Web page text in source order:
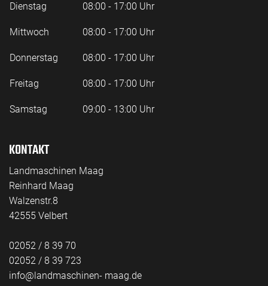
Dienstag 08:00 - 17:00 Uhr
Mittwoch 08:00 - 17:00 Uhr
Donnerstag 08:00 - 17:00 Uhr
Freitag 08:00 - 17:00 Uhr
Samstag 09:00 - 13:00 Uhr
KONTAKT
Landmaschinen Maag
Reinhard Maag
Walzenstr.8
42555 Velbert
02052 / 8 39 70
02052 / 8 39 723
info@landmaschinen- maag.de